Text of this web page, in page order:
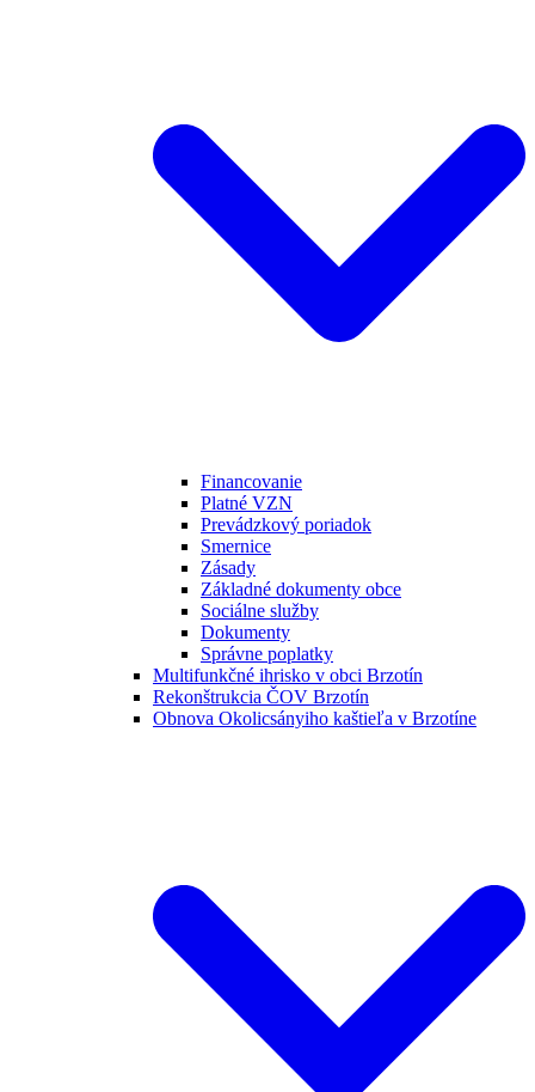
Financovanie
Platné VZN
Prevádzkový poriadok
Smernice
Zásady
Základné dokumenty obce
Sociálne služby
Dokumenty
Správne poplatky
Multifunkčné ihrisko v obci Brzotín
Rekonštrukcia ČOV Brzotín
Obnova Okolicsányiho kaštieľa v Brzotíne